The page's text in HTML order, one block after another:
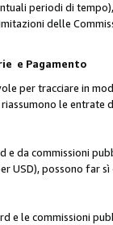
periodi di
delle
e Pagamento
per tracciare in
le
e da commissioni
USD), possono far
e le commissioni